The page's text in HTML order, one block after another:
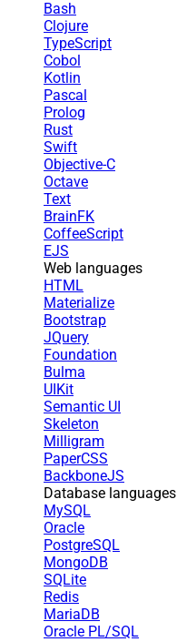
Bash
Clojure
TypeScript
Cobol
Kotlin
Pascal
Prolog
Rust
Swift
Objective-C
Octave
Text
BrainFK
CoffeeScript
EJS
Web languages
HTML
Materialize
Bootstrap
JQuery
Foundation
Bulma
UIKit
Semantic UI
Skeleton
Milligram
PaperCSS
BackboneJS
Database languages
MySQL
Oracle
PostgreSQL
MongoDB
SQLite
Redis
MariaDB
Oracle PL/SQL